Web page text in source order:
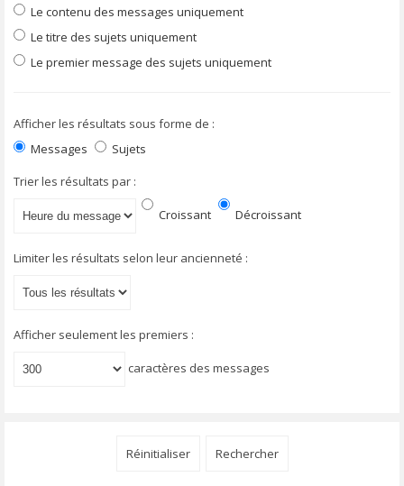
Le contenu des messages uniquement
Le titre des sujets uniquement
Le premier message des sujets uniquement
Afficher les résultats sous forme de :
Messages
Sujets
Trier les résultats par :
Croissant Décroissant
Limiter les résultats selon leur ancienneté :
Afficher seulement les premiers :
caractères des messages